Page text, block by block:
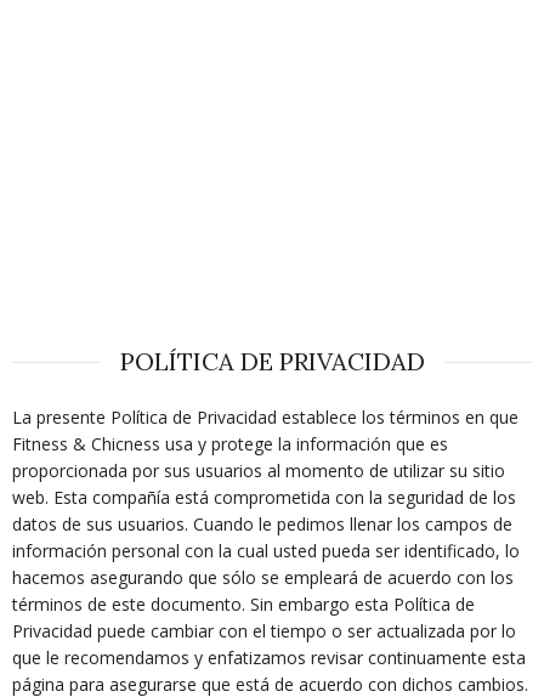
POLÍTICA DE PRIVACIDAD
La presente Política de Privacidad establece los términos en que
Fitness & Chicness usa y protege la información que es
proporcionada por sus usuarios al momento de utilizar su sitio
web. Esta compañía está comprometida con la seguridad de los
datos de sus usuarios. Cuando le pedimos llenar los campos de
información personal con la cual usted pueda ser identificado, lo
hacemos asegurando que sólo se empleará de acuerdo con los
términos de este documento. Sin embargo esta Política de
Privacidad puede cambiar con el tiempo o ser actualizada por lo
que le recomendamos y enfatizamos revisar continuamente esta
página para asegurarse que está de acuerdo con dichos cambios.